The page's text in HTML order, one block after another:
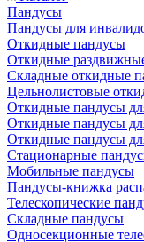
Пандусы
Пандусы для
Откидные пандусы
Откидные
Складные откидные
Цельнолистовые
Откидные пандусы
Откидные пандусы
Откидные пандусы
Стационарные
Мобильные пандусы
Пандусы-книжка
Телескопические
Складные пандусы
Односекционные